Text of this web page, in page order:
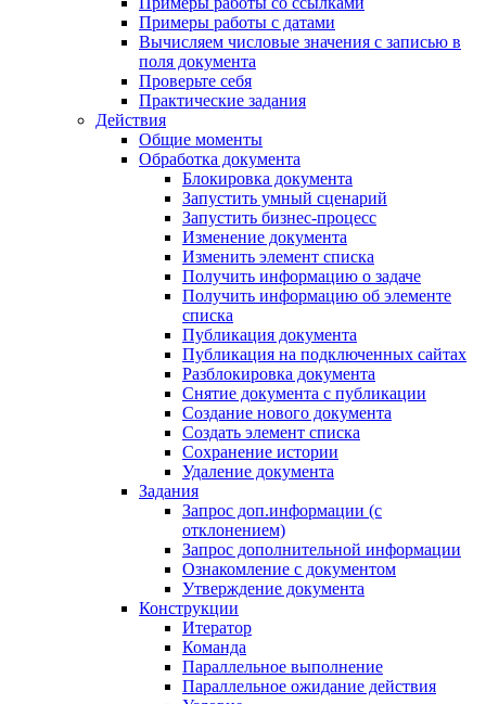
Примеры работы с датами
Вычисляем числовые значения с записью в
поля документа
Проверьте себя
Практические задания
Действия
Общие моменты
Обработка документа
Блокировка документа
Запустить умный сценарий
Запустить бизнес-процесс
Изменение документа
Изменить элемент списка
Получить информацию о задаче
Получить информацию об элементе
списка
Публикация документа
Публикация на подключенных сайтах
Разблокировка документа
Снятие документа с публикации
Создание нового документа
Создать элемент списка
Сохранение истории
Удаление документа
Задания
Запрос доп.информации (с
отклонением)
Запрос дополнительной информации
Ознакомление с документом
Утверждение документа
Конструкции
Итератор
Команда
Параллельное выполнение
Параллельное ожидание действия